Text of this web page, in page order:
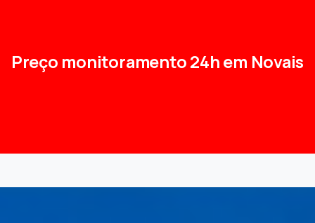
Preço monitoramento24hem Novais